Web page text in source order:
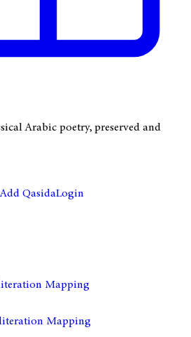
Arabic poetry, preserved and
Add QasidaLogin
Mapping
Mapping